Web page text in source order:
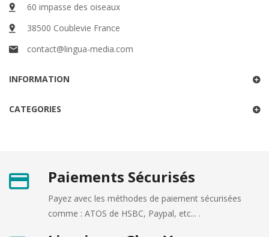
60 impasse des oiseaux
38500 Coublevie France
contact@lingua-media.com
INFORMATION
CATEGORIES
Paiements Sécurisés
Payez avec les méthodes de paiement sécurisées
comme : ATOS de HSBC, Paypal, etc... .